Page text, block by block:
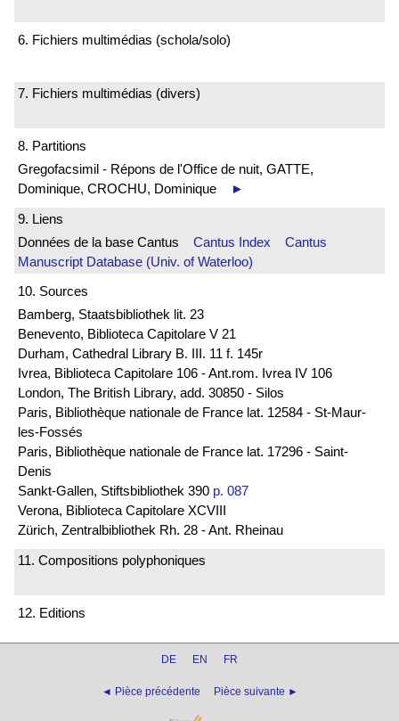
6. Fichiers multimédias (schola/solo)
7. Fichiers multimédias (divers)
8. Partitions
Gregofacsimil - Répons de l'Office de nuit, GATTE,
Dominique, CROCHU, Dominique
►
9. Liens
Données de la base Cantus Cantus Index
Cantus
Manuscript Database (Univ. of Waterloo)
10. Sources
Bamberg, Staatsbibliothek lit. 23
Benevento, Biblioteca Capitolare V 21
Durham, Cathedral Library B. III. 11 f. 145r
Ivrea, Biblioteca Capitolare 106 - Ant.rom. Ivrea IV 106
London, The British Library, add. 30850 - Silos
Paris, Bibliothèque nationale de France lat. 12584 - St-Maur-
les-Fossés
Paris, Bibliothèque nationale de France lat. 17296 - Saint-
Denis
Sankt-Gallen, Stiftsbibliothek 390 p. 087
Verona, Biblioteca Capitolare XCVIII
Zürich, Zentralbibliothek Rh. 28 - Ant. Rheinau
11. Compositions polyphoniques
12. Editions
DE EN FR
◄ Pièce précédente Pièce suivante ►